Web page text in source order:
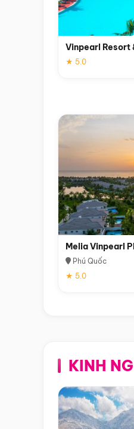
Vinpearl Resort
★ 5.0
Melia Vinpearl
Phú Quốc
★ 5.0
KINH